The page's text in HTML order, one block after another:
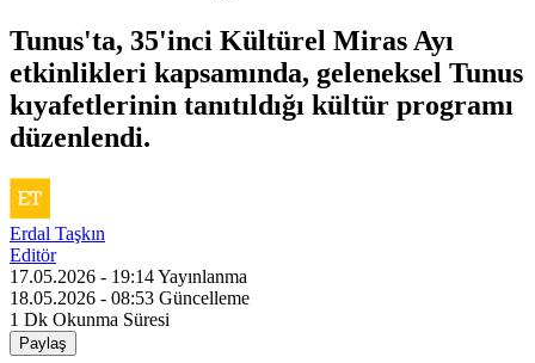
Tunus'ta, 35'inci Kültürel Miras Ayı
etkinlikleri kapsamında, geleneksel Tunus
kıyafetlerinin tanıtıldığı kültür programı
düzenlendi.
Erdal Taşkın
Editör
17.05.2026 - 19:14Yayınlanma
18.05.2026 - 08:53 Güncelleme
1 Dk Okunma Süresi
Paylaş